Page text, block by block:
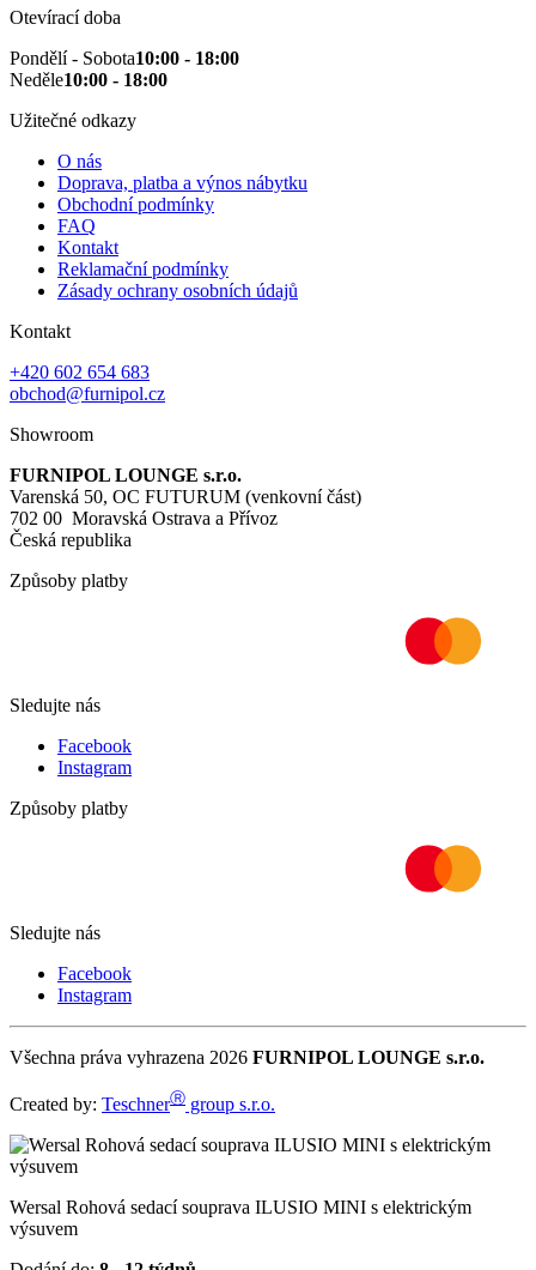
Otevírací doba
Pondělí - Sobota10:00 - 18:00
Neděle10:00 - 18:00
Užitečné odkazy
O nás
Doprava, platba a výnos nábytku
Obchodní podmínky
FAQ
Kontakt
Reklamační podmínky
Zásady ochrany osobních údajů
Kontakt
+420 602 654 683
obchod@furnipol.cz
Showroom
FURNIPOL LOUNGE s.r.o.
Varenská 50, OC FUTURUM (venkovní část)
702 00 Moravská Ostrava a Přívoz
Česká republika
Způsoby platby
Sledujte nás
Facebook
Instagram
Způsoby platby
Sledujte nás
Facebook
Instagram
Všechna práva vyhrazena 2026 FURNIPOL LOUNGE s.r.o.
Created by: TeschnerⓇ group s.r.o.
Wersal Rohová sedací souprava ILUSIO MINI s elektrickým
výsuvem